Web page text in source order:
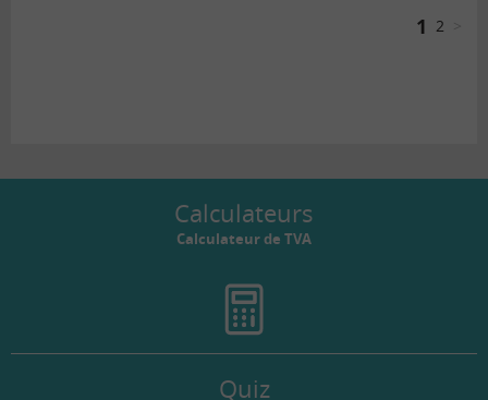
1 2
Calculateurs
Calculateur de TVA
Quiz